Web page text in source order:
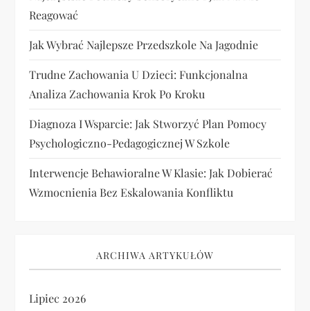
Reagować
Jak Wybrać Najlepsze Przedszkole Na Jagodnie
Trudne Zachowania U Dzieci: Funkcjonalna
Analiza Zachowania Krok Po Kroku
Diagnoza I Wsparcie: Jak Stworzyć Plan Pomocy
Psychologiczno-Pedagogicznej W Szkole
Interwencje Behawioralne W Klasie: Jak Dobierać
Wzmocnienia Bez Eskalowania Konfliktu
ARCHIWA ARTYKUŁÓW
Lipiec 2026